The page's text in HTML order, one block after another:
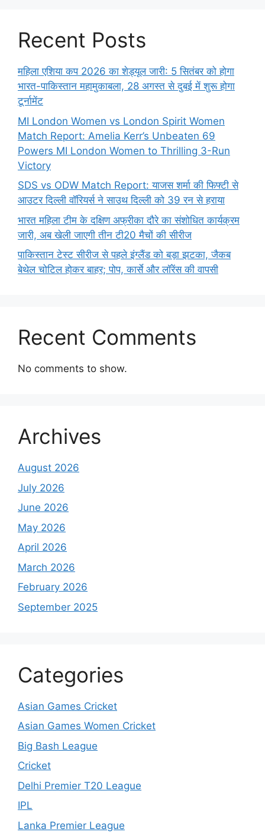
Recent Posts
महिला एशिया कप 2026 का शेड्यूल जारी: 5 सितंबर को होगा
भारत-पाकिस्तान महामुकाबला, 28 अगस्त से दुबई में शुरू होगा
टूर्नामेंट
MI London Women vs London Spirit Women
Match Report: Amelia Kerr’s Unbeaten 69
Powers MI London Women to Thrilling 3-Run
Victory
SDS vs ODW Match Report: याजस शर्मा की फिफ्टी से
आउटर दिल्ली वॉरियर्स ने साउथ दिल्ली को 39 रन से हराया
भारत महिला टीम के दक्षिण अफ्रीका दौरे का संशोधित कार्यक्रम
जारी, अब खेली जाएगी तीन टी20 मैचों की सीरीज
पाकिस्तान टेस्ट सीरीज से पहले इंग्लैंड को बड़ा झटका, जैकब
बेथेल चोटिल होकर बाहर; पोप, कार्से और लॉरेंस की वापसी
Recent Comments
No comments to show.
Archives
August 2026
July 2026
June 2026
May 2026
April 2026
March 2026
February 2026
September 2025
Categories
Asian Games Cricket
Asian Games Women Cricket
Big Bash League
Cricket
Delhi Premier T20 League
IPL
Lanka Premier League